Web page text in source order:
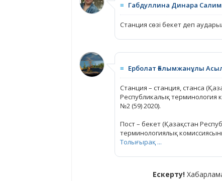
≡ Габдуллина Динара
Станция сөзі бекет деп
≡ Ерболат Ғалымжанұлы
Станция – станция, станса
Республикалық терминология
№2 (59) 2020).
Пост – бекет (Қазақстан
терминологиялық
Толығырақ ...
Ескерту!